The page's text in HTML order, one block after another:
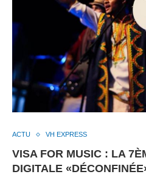
ACTU VH EXPRESS
VISA FOR MUSIC : LA
DIGITALE